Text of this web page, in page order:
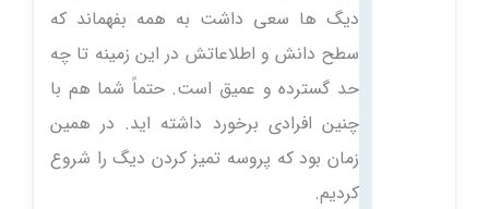
دیگ ها سعی داشت به همه بفهماند که
سطح دانش و اطلاعاتش در این زمینه تا چه
حد گسترده و عمیق است. حتماً شما هم با
چنین افرادی برخورد داشته اید. در همین
زمان بود که پروسه تمیز کردن دیگ را شروع
کردیم.